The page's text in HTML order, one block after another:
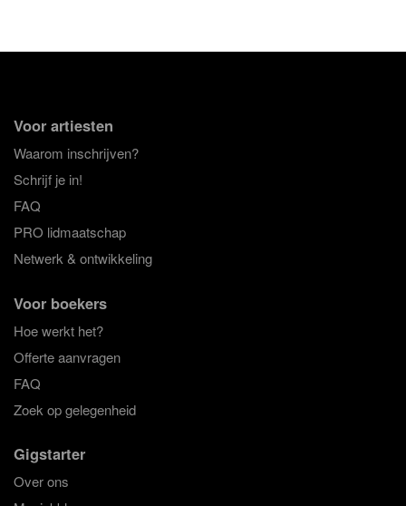
Voor artiesten
Waarom inschrijven?
Schrijf je in!
FAQ
PRO lidmaatschap
Netwerk & ontwikkeling
Voor boekers
Hoe werkt het?
Offerte aanvragen
FAQ
Zoek op gelegenheid
Gigstarter
Over ons